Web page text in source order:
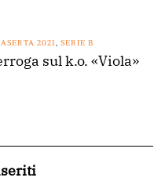
2021, SERIE B
sul k.o. «Viola»